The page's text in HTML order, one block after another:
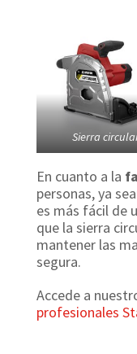
Sierra
En cuanto a la
personas, ya
es más fácil de
que la sierra
mantener las
segura.
Accede a
profesionales